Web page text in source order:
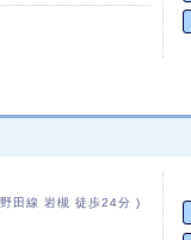
田線 岩槻 徒歩24分 )